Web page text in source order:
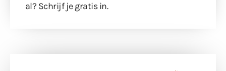
al? Schrijf je gratis in.